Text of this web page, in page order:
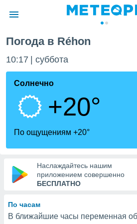
о
Вы можете
к этому
доступ
Погода в Réhon
10:17 суббота
Солнечно
+20°
По ощущениям +20°
Наслаждайтесь нашим
приложением совершенно
БЕСПЛАТНО
По часам
В ближайшие часы переменная